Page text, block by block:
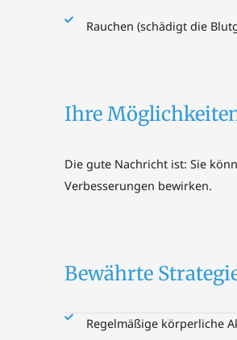
Rauchen (schädigt die
Ihre
Die gute Nachricht ist: Sie
Verbesserungen bewirken.
Bewährte
Regelmäßige körperliche